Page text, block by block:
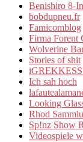
Benishiro 8-
bobdupneu.fr
Famicomblog
Firma Forent
Wolverine
Stories of shit
Ich sah hoch
Looking
Rhod
Sp!nz Show
Videospiele